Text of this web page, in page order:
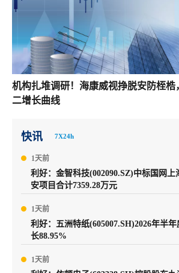
机构扎堆调研！海康威视挣脱安防桎梏
二增长曲线
快讯 7X24h
1天前
利好：金智科技(002090.SZ)中标国网上
安项目合计7359.28万元
1天前
利好：五洲特纸(605007.SH)2026年半
长88.95%
1天前